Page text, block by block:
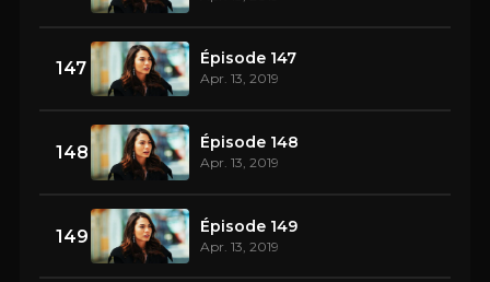
147 Épisode 147
Apr. 13, 2019
148 Épisode 148
Apr. 13, 2019
149 Épisode 149
Apr. 13, 2019